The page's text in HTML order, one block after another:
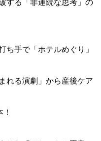
する「非連続な思考」の
ち手で「ホテルめぐり」
れる演劇」から産後ケア